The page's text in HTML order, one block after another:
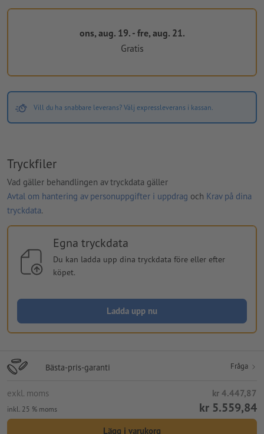
ons, aug. 19. - fre, aug. 21.
Gratis
Vill du ha snabbare leverans? Välj expressleverans i kassan.
Tryckfiler
Vad gäller behandlingen av tryckdata gäller
Avtal om hantering av personuppgifter i uppdrag och Krav på dina
tryckdata.
Egna tryckdata
Du kan ladda upp dina tryckdata före eller efter
köpet.
Ladda upp nu
Bästa-pris-garanti Fråga
exkl. moms kr 4.447,87
inkl. 25 % moms kr 5.559,84
Lägg i varukorg